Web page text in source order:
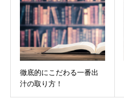
徹底的にこだわる一番出
汁の取り方！